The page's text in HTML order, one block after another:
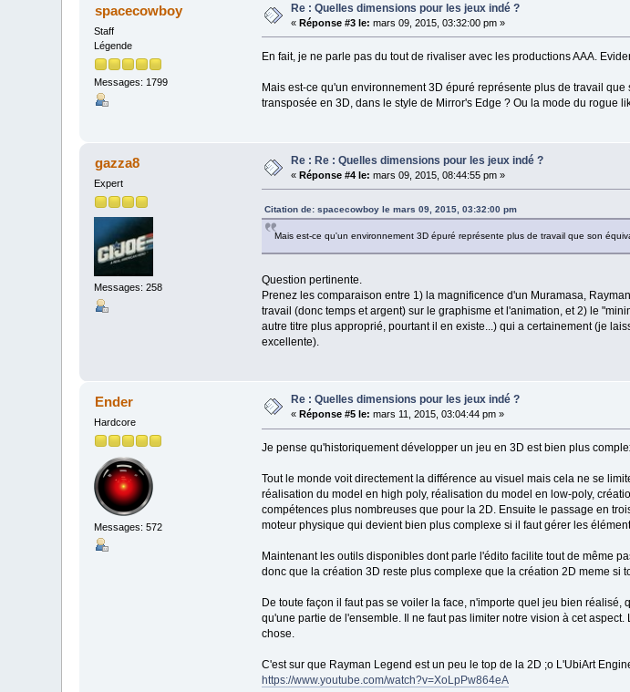
spacecowboy
Staff
Légende
Messages: 1799
Re : Quelles dimensions pour les jeux indé ?
«Réponse #3 le: mars 09, 2015, 03:32:00 pm »
En fait, je ne parle pas du tout de rivaliser avec les productions AAA.
Mais est-ce qu'un environnement 3D épuré représente plus de travail
transposée en 3D, dans le style de Mirror's Edge ? Ou la mode du rogue
gazza8
Expert
Messages: 258
Re : Re : Quelles dimensions pour les jeux indé ?
«Réponse #4 le: mars 09, 2015, 08:44:55 pm »
Citation de: spacecowboy le mars 09, 2015, 03:32:00 pm
Mais est-ce qu'un environnement 3D épuré représente plus de travail que son
Question pertinente.
Prenez les comparaison entre 1) la magnificence d'un Muramasa,
travail (donc temps et argent) sur le graphisme et l'animation, et 2) le
autre titre plus approprié, pourtant il en existe...) qui a certainement (je
excellente).
Ender
Hardcore
Messages: 572
Re : Quelles dimensions pour les jeux indé ?
«Réponse #5 le: mars 11, 2015, 03:04:44 pm »
Je pense qu'historiquement développer un jeu en 3D est bien plus
Tout le monde voit directement la différence au visuel mais cela ne se
réalisation du model en high poly, réalisation du model en low-poly,
compétences plus nombreuses que pour la 2D. Ensuite le passage en
moteur physique qui devient bien plus complexe si il faut gérer les
Maintenant les outils disponibles dont parle l'édito facilite tout de même
donc que la création 3D reste plus complexe que la création 2D meme si
De toute façon il faut pas se voiler la face, n'importe quel jeu bien
qu'une partie de l'ensemble. Il ne faut pas limiter notre vision à cet
chose.
C'est sur que Rayman Legend est un peu le top de la 2D ;o L'UbiArt
https://www.youtube.com/watch?v=XoLpPw864eA